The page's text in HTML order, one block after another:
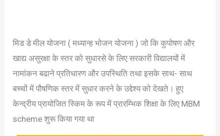
मिड डे मील योजना ( मध्यान्ह भोजन योजना ) जो कि कुपोषण और
खाद्य असुरक्षा के स्तर को सुधारसे के लिए सरकारी विद्यालयों में
नामांकन बढाने प्रतिधारण और उपस्थिति तथा इसके साथ- साथ
बच्चों में पौषणिक स्तर में सुधार करने के उद्देश्य को देखते। हुए
केन्द्रीय प्रायोजित स्किम के रूप में प्रारम्भिक शिक्षा के लिए MBM
scheme शुरू किया गया था